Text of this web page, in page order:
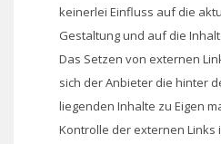
keinerlei Einfluss auf die
Gestaltung und auf die
Das Setzen von externen
sich der Anbieter die hinter
liegenden Inhalte zu Eigen
Kontrolle der externen